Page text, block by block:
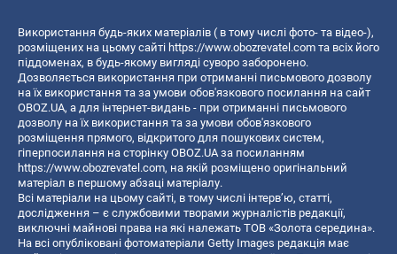
Використання будь-яких матеріалів ( в тому числі фото- та відео-),
розміщених на цьому сайті https://www.obozrevatel.com та всіх його
піддоменах, в будь-якому вигляді суворо заборонено.
Дозволяється використання при отриманні письмового дозволу
на їх використання та за умови обов'язкового посилання на сайт
OBOZ.UA, а для інтернет-видань - при отриманні письмового
дозволу на їх використання та за умови обов'язкового
розміщення прямого, відкритого для пошукових систем,
гіперпосилання на сторінку OBOZ.UA за посиланням
https://www.obozrevatel.com, на якій розміщено оригінальний
матеріал в першому абзаці матеріалу.
Всі матеріали на цьому сайті, в тому числі інтерв’ю, статті,
дослідження – є службовими творами журналістів редакції,
виключні майнові права на які належать ТОВ «Золота середина».
На всі опубліковані фотоматеріали Getty Images редакція має